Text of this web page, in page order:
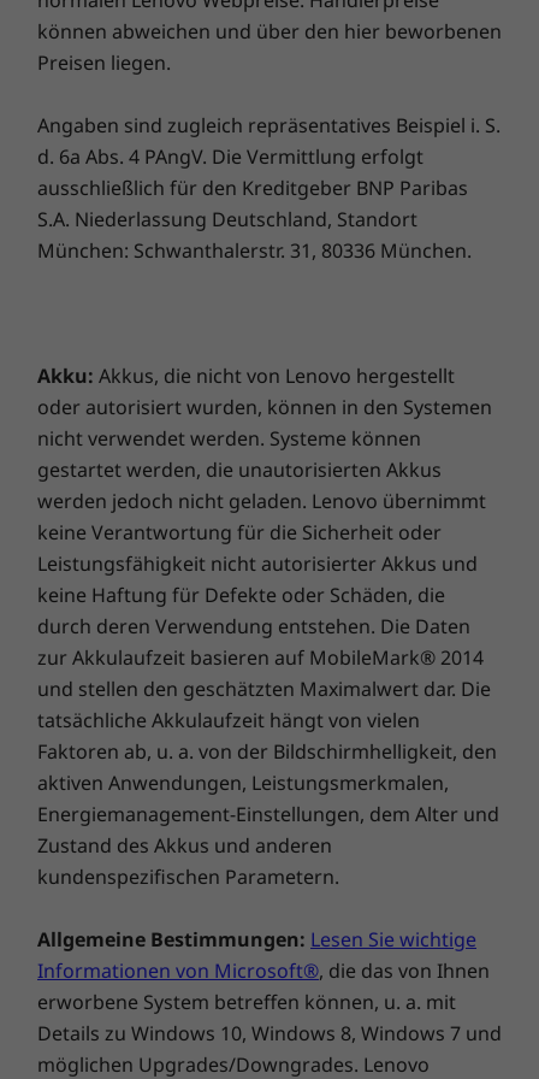
Erstklassige Benutzer verdienen
erstklassige Geräte
Verbessern Sie Videoanrufe und Live-Streams
mit hoher Klagqualität von vier hochwertigen
Mikrofonen, die Hintergrundgeräusche
herausfiltern, der vollen Bandbreite an Sound
von sechs leistungsstarken Lautsprechern und
Gesichtserkennung mit KI über die 5 MP-
Webcam. Auf der innovativen Yoga Tastatur
mit einem Tastenhub von 1,5 mm und ultra-
reaktionsschnellen, fettabweisenden Tasten
mit 0,3 mm Vertiefung, die für eine
angenehme Haptik sorgen, können Sie
schneller und genauer tippen als je zuvor.
Flach, leicht, nicht aufzuhalten
Das Yoga Pro 9i bietet eine revolutionäre
ENERGY STAR®
EPEAT®Gold
* Den Registrierungsstatus für einzelne Länder finden Sie unterwww.epeat.net
Die technischen Daten können je nach Region/Modell variieren.
Lenovo Vantage
McAfee ®
LiveSafe™
Microsoft Office 365 (Testversion)
Lieferumfang
Yoga Pro 9i Gen 8 (16” Intel)
Netzteil
Quick Start-Handbuch
Vollständige technische Daten
Referenz für technische Daten des Produkts:Modelle,
technische Daten, Dokumente, Kompatibilität (in
Englisch)
Die technischen Daten können je nach Region/Modell variieren.
Service upgraden. Lenovo vereint Notebook-
Performance und Versicherungsschutz in einem
erstklassigen Paket!
können abweichen und über den hier beworbenen
Preisen liegen.
Angaben sind zugleich repräsentatives Beispiel i. S.
d. 6a Abs. 4 PAngV. Die Vermittlung erfolgt
ausschließlich für den Kreditgeber BNP Paribas
S.A. Niederlassung Deutschland, Standort
München: Schwanthalerstr. 31, 80336 München.
Akku: Akkus, die nicht von Lenovo hergestellt
oder autorisiert wurden, können in den Systemen
nicht verwendet werden. Systeme können
gestartet werden, die unautorisierten Akkus
werden jedoch nicht geladen. Lenovo übernimmt
keine Verantwortung für die Sicherheit oder
Leistungsfähigkeit nicht autorisierter Akkus und
keine Haftung für Defekte oder Schäden, die
durch deren Verwendung entstehen. Die Daten
zur Akkulaufzeit basieren auf MobileMark® 2014
und stellen den geschätzten Maximalwert dar. Die
tatsächliche Akkulaufzeit hängt von vielen
Faktoren ab, u. a. von der Bildschirmhelligkeit, den
aktiven Anwendungen, Leistungsmerkmalen,
Energiemanagement-Einstellungen, dem Alter und
Zustand des Akkus und anderen
kundenspezifischen Parametern.
Allgemeine Bestimmungen: Lesen Sie wichtige
Informationen von Microsoft®, die das von Ihnen
erworbene System betreffen können, u. a. mit
Details zu Windows 10, Windows 8, Windows 7 und
möglichen Upgrades/Downgrades. Lenovo